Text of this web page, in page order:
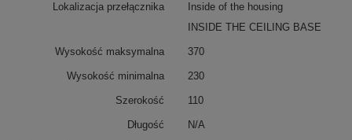
Lokalizacja przełącznika
Inside of the housing
INSIDE THE CEILING BASE
Wysokość maksymalna 370
Wysokość minimalna 230
Szerokość 110
Długość N/A